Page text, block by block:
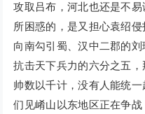
攻取吕布，河北也还是不
所困惑的，是又担心袁绍
向南勾引蜀、汉中二郡的
抗击天下兵力的六分之五
帅数以千计，没有人能统
们见崤山以东地区正在争